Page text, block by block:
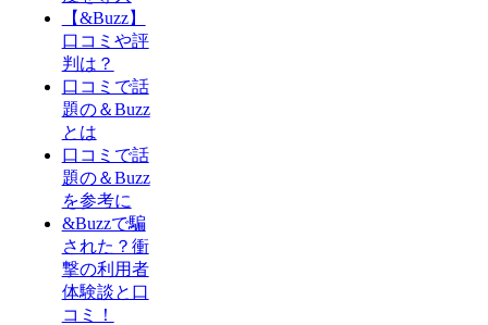
【&Buzz】
口コミや評
判は？
口コミで話
題の＆Buzz
とは
口コミで話
題の＆Buzz
を参考に
&Buzzで騙
された？衝
撃の利用者
体験談と口
コミ！